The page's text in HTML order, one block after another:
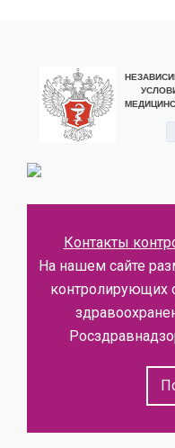
Контакты
На нашем сайте
контролирующих